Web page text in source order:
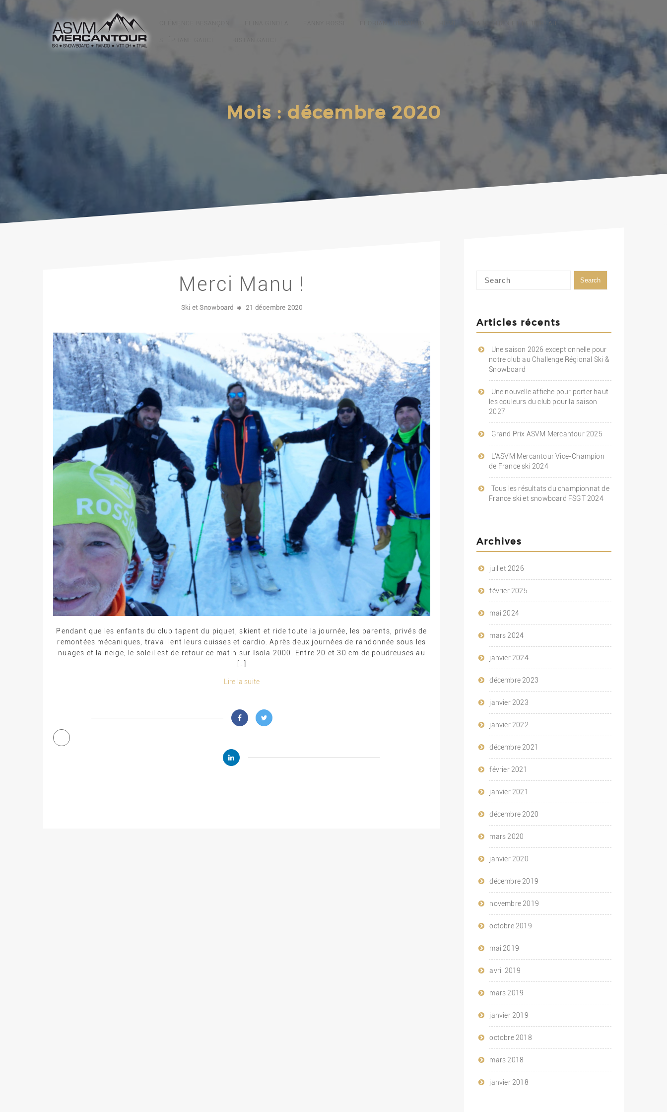
LA SECTION ET LE BUREAU
Mois :décembre 2020
Merci Manu !
Ski et Snowboard 21 décembre 2020
Pendant que les enfants du club tapent du piquet, skient et ride toute la journée, les parents, privés de
remontées mécaniques, travaillent leurs cuisses et cardio. Après deux journées de randonnée sous les
nuages et la neige, le soleil est de retour ce matin sur Isola 2000. Entre 20 et 30 cm de poudreuses au
[…]
Lire la suite
Articles récents
Une saison 2026 exceptionnelle pour
notre club au Challenge Régional Ski &
Snowboard
Une nouvelle affiche pour porter haut
les couleurs du club pour la saison
2027
Grand Prix ASVM Mercantour 2025
L’ASVM Mercantour Vice-Champion
de France ski 2024
Tous les résultats du championnat de
France ski et snowboard FSGT 2024
Archives
juillet 2026
février 2025
mai 2024
mars 2024
janvier 2024
décembre 2023
janvier 2023
janvier 2022
décembre 2021
février 2021
janvier 2021
décembre 2020
mars 2020
janvier 2020
décembre 2019
novembre 2019
octobre 2019
mai 2019
avril 2019
mars 2019
janvier 2019
octobre 2018
mars 2018
janvier 2018